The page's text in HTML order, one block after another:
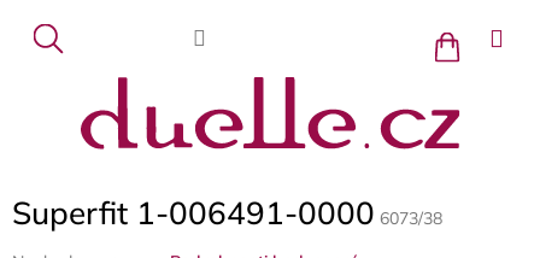
obsah
Nákupní
košík
Superfit 1-006491-0000 6073/38
Průměrné